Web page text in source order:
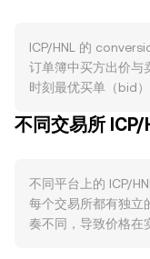
与治理并获取投票奖
给，从而影响 ICP/
Computer 生态的活
链资产（如 ckBTC/
关性，BTC 的方向性
要计价货币（如美元
价，风险偏好上升或
ICP/HNL 的
订单簿中买方出价与
时刻最优买单（bid
price）。当参考多个
影响越大。在进行简
Amount × rate，或
rate，将 ICP 数量与
不同交易所 ICP/
不同平台上的 ICP/
每个交易所都有独立
奏不同，导致价格在